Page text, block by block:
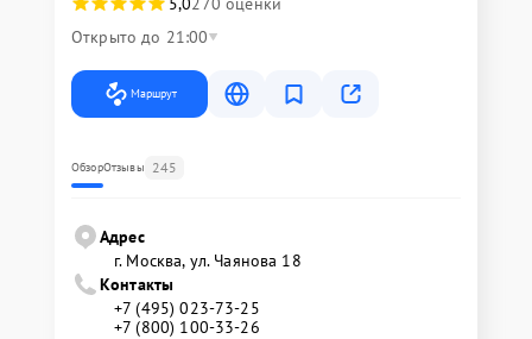
Открыто до 21:00
Маршрут
ОбзорОтзывы 245
Адрес
г. Москва, ул. Чаянова 18
Контакты
+7 (495) 023-73-25
+7 (800) 100-33-26